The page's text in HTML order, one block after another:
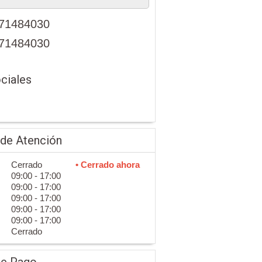
Atención
Cerrado
• Cerrado ahora
09:00 - 17:00
09:00 - 17:00
09:00 - 17:00
09:00 - 17:00
09:00 - 17:00
Cerrado